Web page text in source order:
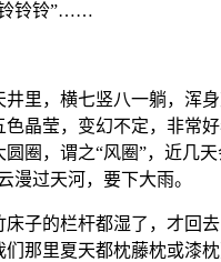
铃铃铃”……
井里，横七竖八一躺，浑
晶莹，变幻不定，非常
圈，谓之“风圈”，近几
过天河，要下大雨。
子的栏杆都湿了，才回
们那里夏天都枕藤枕或漆